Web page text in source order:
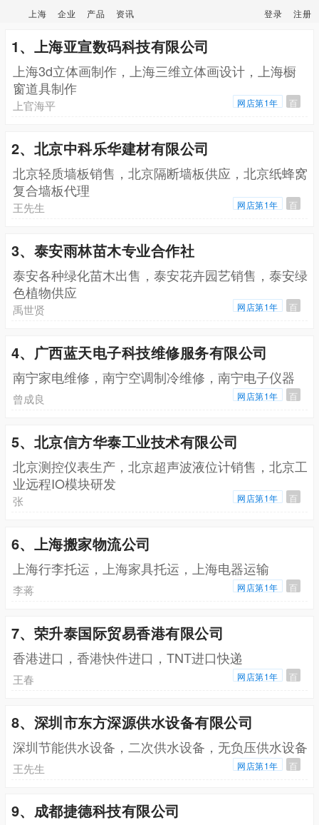
上海 企业 产品 资讯 登录 注册
1、上海亚宣数码科技有限公司
上海3d立体画制作，上海三维立体画设计，上海橱
窗道具制作
上官海平 网店第1年 百
2、北京中科乐华建材有限公司
北京轻质墙板销售，北京隔断墙板供应，北京纸蜂窝
复合墙板代理
王先生 网店第1年 百
3、泰安雨林苗木专业合作社
泰安各种绿化苗木出售，泰安花卉园艺销售，泰安绿
色植物供应
禹世贤 网店第1年 百
4、广西蓝天电子科技维修服务有限公司
南宁家电维修，南宁空调制冷维修，南宁电子仪器
曾成良 网店第1年 百
5、北京信方华泰工业技术有限公司
北京测控仪表生产，北京超声波液位计销售，北京工
业远程IO模块研发
张 网店第1年 百
6、上海搬家物流公司
上海行李托运，上海家具托运，上海电器运输
李蒋 网店第1年 百
7、荣升泰国际贸易香港有限公司
香港进口，香港快件进口，TNT进口快递
王春 网店第1年 百
8、深圳市东方深源供水设备有限公司
深圳节能供水设备，二次供水设备，无负压供水设备
王先生 网店第1年 百
9、成都捷德科技有限公司